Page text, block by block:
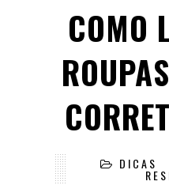
COMO
DICAS